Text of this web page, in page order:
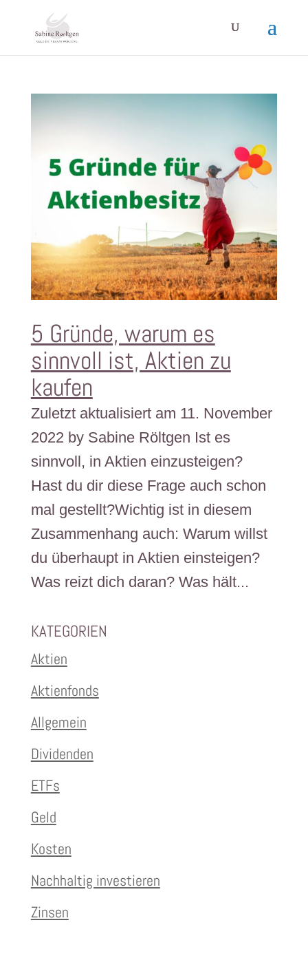
5 Gründe, warum es
sinnvoll ist, Aktien zu
kaufen
Zuletzt aktualisiert am 11. November
2022 by Sabine Röltgen Ist es
sinnvoll, in Aktien einzusteigen?
Hast du dir diese Frage auch schon
mal gestellt?Wichtig ist in diesem
Zusammenhang auch: Warum willst
du überhaupt in Aktien einsteigen?
Was reizt dich daran? Was hält...
KATEGORIEN
Aktien
Aktienfonds
Allgemein
Dividenden
ETFs
Geld
Kosten
Nachhaltig investieren
Zinsen